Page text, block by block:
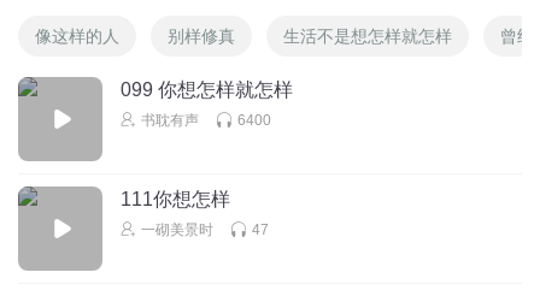
像这样的人 别样修真 生活不是想怎样就怎样 曾经
099 你想怎样就怎样
书耽有声 6400
111你想怎样
一砌美景时 47